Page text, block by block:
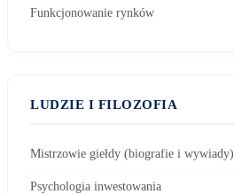
Funkcjonowanie rynków
LUDZIE I FILOZOFIA
Mistrzowie giełdy (biografie i wywiady)
Psychologia inwestowania